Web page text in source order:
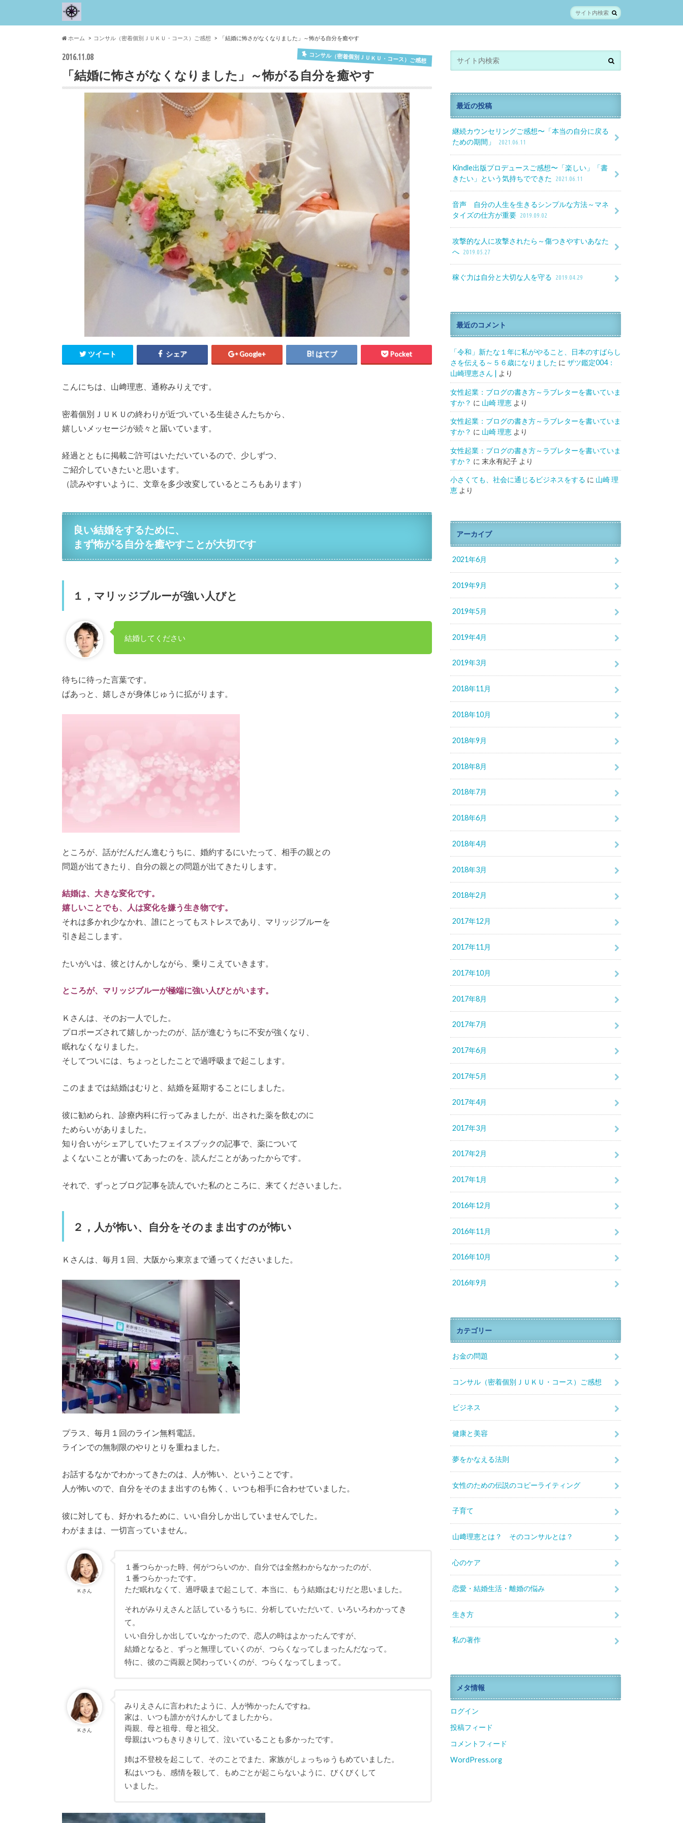
ホーム コンサル（密着個別ＪＵＫＵ・コース）ご感想 「結婚に怖さがなくなりました」～怖がる自分を癒やす
2016.11.08 コンサル（密着個別ＪＵＫＵ・コース）ご感想
「結婚に怖さがなくなりました」～怖がる自分を癒やす
ツイート シェア Google+ はてブ Pocket
こんにちは、山﨑理恵、通称みりえです。
密着個別ＪＵＫＵの終わりが近づいている生徒さんたちから、
嬉しいメッセージが続々と届いています。
経過とともに掲載ご許可はいただいているので、少しずつ、
ご紹介していきたいと思います。
（読みやすいように、文章を多少改変しているところもあります）
良い結婚をするために、
まず怖がる自分を癒やすことが大切です
１，マリッジブルーが強い人びと
結婚してください
待ちに待った言葉です。
ぱあっと、嬉しさが身体じゅうに拡がります。
ところが、話がだんだん進むうちに、婚約するにいたって、相手の親との
問題が出てきたり、自分の親との問題が出てきたりします。
結婚は、大きな変化です。
嬉しいことでも、人は変化を嫌う生き物です。
それは多かれ少なかれ、誰にとってもストレスであり、マリッジブルーを
引き起こします。
たいがいは、彼とけんかしながら、乗りこえていきます。
ところが、マリッジブルーが極端に強い人びとがいます。
Ｋさんは、そのお一人でした。
プロポーズされて嬉しかったのが、話が進むうちに不安が強くなり、
眠れなくなりました。
そしてついには、ちょっとしたことで過呼吸まで起こします。
このままでは結婚はむりと、結婚を延期することにしました。
彼に勧められ、診療内科に行ってみましたが、出された薬を飲むのに
ためらいがありました。
知り合いがシェアしていたフェイスブックの記事で、薬について
よくないことが書いてあったのを、読んだことがあったからです。
それで、ずっとブログ記事を読んでいた私のところに、来てくださいました。
２，人が怖い、自分をそのまま出すのが怖い
Ｋさんは、毎月１回、大阪から東京まで通ってくださいました。
プラス、毎月１回のライン無料電話。
ラインでの無制限のやりとりを重ねました。
お話するなかでわかってきたのは、人が怖い、ということです。
人が怖いので、自分をそのまま出すのも怖く、いつも相手に合わせていました。
彼に対しても、好かれるために、いい自分しか出していませんでした。
わがままは、一切言っていません。
Ｋさん
１番つらかった時、何がつらいのか、自分では全然わからなかったのが、
１番つらかったです。
ただ眠れなくて、過呼吸まで起こして、本当に、もう結婚はむりだと思いました。
それがみりえさんと話しているうちに、分析していただいて、いろいろわかってき
て。
いい自分しか出していなかったので、恋人の時はよかったんですが、
結婚となると、ずっと無理していくのが、つらくなってしまったんだなって。
特に、彼のご両親と関わっていくのが、つらくなってしまって。
Ｋさん
みりえさんに言われたように、人が怖かったんですね。
家は、いつも誰かがけんかしてましたから。
両親、母と祖母、母と祖父。
母親はいつもきりきりして、泣いていることも多かったです。
姉は不登校を起こして、そのことでまた、家族がしょっちゅうもめていました。
私はいつも、感情を殺して、もめごとが起こらないように、びくびくして
いました。
最近の投稿
継続カウンセリングご感想〜「本当の自分に戻る
ための期間」
2021.06.11
Kindle出版プロデュースご感想〜「楽しい」「書
きたい」という気持ちでできた
2021.06.11
音声 自分の人生を生きるシンプルな方法～マネ
タイズの仕方が重要 2019.09.02
攻撃的な人に攻撃されたら～傷つきやすいあなた
へ 2019.05.27
稼ぐ力は自分と大切な人を守る 2019.04.29
最近のコメント
「令和」新たな１年に私がやること、日本のすばらし
さを伝える～５６歳になりました に ザツ鑑定004：
山崎理恵さん |
より
女性起業：ブログの書き方～ラブレターを書いていま
すか？ に 山崎 理恵 より
女性起業：ブログの書き方～ラブレターを書いていま
すか？ に 山崎 理恵 より
女性起業：ブログの書き方～ラブレターを書いていま
すか？ に 末永有紀子 より
小さくても、社会に通じるビジネスをする に 山崎 理
恵 より
アーカイブ
2021年6月
2019年9月
2019年5月
2019年4月
2019年3月
2018年11月
2018年10月
2018年9月
2018年8月
2018年7月
2018年6月
2018年4月
2018年3月
2018年2月
2017年12月
2017年11月
2017年10月
2017年8月
2017年7月
2017年6月
2017年5月
2017年4月
2017年3月
2017年2月
2017年1月
2016年12月
2016年11月
2016年10月
2016年9月
カテゴリー
お金の問題
コンサル（密着個別ＪＵＫＵ・コース）ご感想
ビジネス
健康と美容
夢をかなえる法則
女性のための伝説のコピーライティング
子育て
山﨑理恵とは？ そのコンサルとは？
心のケア
恋愛・結婚生活・離婚の悩み
生き方
私の著作
メタ情報
ログイン
投稿フィード
コメントフィード
WordPress.org